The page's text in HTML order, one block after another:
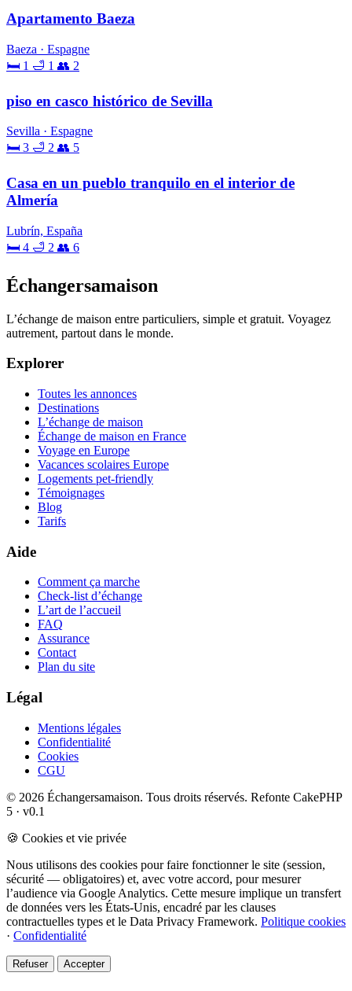
Apartamento Baeza
Baeza · Espagne
🛏 1 🛁 1 👥 2
piso en casco histórico de Sevilla
Sevilla · Espagne
🛏 3 🛁 2 👥 5
Casa en un pueblo tranquilo en el interior de
Almería
Lubrín, España
🛏 4 🛁 2 👥 6
Échangersamaison
L’échange de maison entre particuliers, simple et gratuit. Voyagez
autrement, partout dans le monde.
Explorer
Toutes les annonces
Destinations
L’échange de maison
Échange de maison en France
Voyage en Europe
Vacances scolaires Europe
Logements pet-friendly
Témoignages
Blog
Tarifs
Aide
Comment ça marche
Check-list d’échange
L’art de l’accueil
FAQ
Assurance
Contact
Plan du site
Légal
Mentions légales
Confidentialité
Cookies
CGU
© 2026 Échangersamaison. Tous droits réservés. Refonte CakePHP
5 · v0.1
🍪 Cookies et vie privée
Nous utilisons des cookies pour faire fonctionner le site (session,
sécurité — obligatoires) et, avec votre accord, pour mesurer
l’audience via Google Analytics. Cette mesure implique un transfert
de données vers les États-Unis, encadré par les clauses
contractuelles types et le Data Privacy Framework. Politique cookies
· Confidentialité
Refuser Accepter